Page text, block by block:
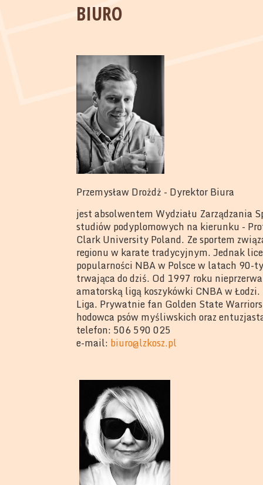
BIURO
Przemysław Drożdż - Dyrektor Biura
jest absolwentem Wydziału Zarządzania
studiów podyplomowych na kierunku -
Clark University Poland. Ze sportem
regionu w karate tradycyjnym. Jednak
popularności NBA w Polsce w latach 90-
trwająca do dziś. Od 1997 roku
amatorską ligą koszykówki CNBA w
Liga. Prywatnie fan Golden State
hodowca psów myśliwskich oraz
telefon: 506 590 025
e-mail: biuro@lzkosz.pl